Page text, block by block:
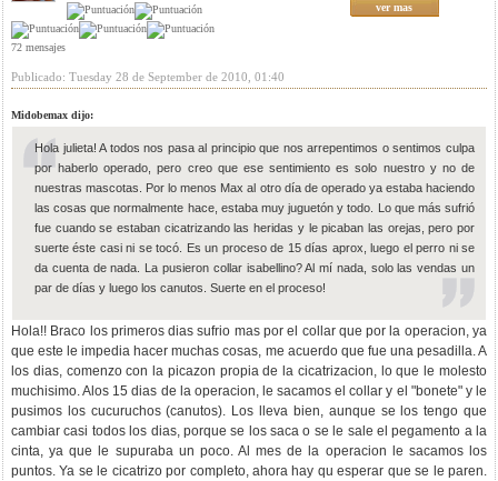
72 mensajes
ver mas
Publicado: Tuesday 28 de September de 2010, 01:40
Midobemax dijo:
Hola julieta! A todos nos pasa al principio que nos arrepentimos o sentimos culpa
por haberlo operado, pero creo que ese sentimiento es solo nuestro y no de
nuestras mascotas. Por lo menos Max al otro día de operado ya estaba haciendo
las cosas que normalmente hace, estaba muy juguetón y todo. Lo que más sufrió
fue cuando se estaban cicatrizando las heridas y le picaban las orejas, pero por
suerte éste casi ni se tocó. Es un proceso de 15 días aprox, luego el perro ni se
da cuenta de nada. La pusieron collar isabellino? Al mí nada, solo las vendas un
par de días y luego los canutos. Suerte en el proceso!
Hola!! Braco los primeros dias sufrio mas por el collar que por la operacion, ya
que este le impedia hacer muchas cosas, me acuerdo que fue una pesadilla. A
los dias, comenzo con la picazon propia de la cicatrizacion, lo que le molesto
muchisimo. Alos 15 dias de la operacion, le sacamos el collar y el "bonete" y le
pusimos los cucuruchos (canutos). Los lleva bien, aunque se los tengo que
cambiar casi todos los dias, porque se los saca o se le sale el pegamento a la
cinta, ya que le supuraba un poco. Al mes de la operacion le sacamos los
puntos. Ya se le cicatrizo por completo, ahora hay qu esperar que se le paren.